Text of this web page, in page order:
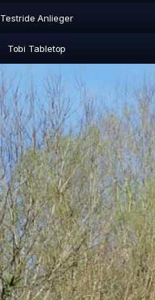
Testride Anlieger
Tobi Tabletop